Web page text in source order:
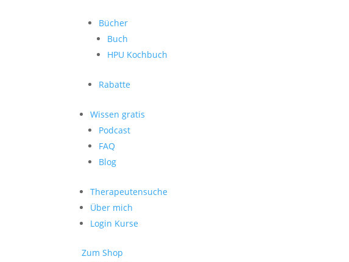
Bücher
Buch
HPU Kochbuch
Rabatte
Wissen gratis
Podcast
FAQ
Blog
Therapeutensuche
Über mich
Login Kurse
Zum Shop